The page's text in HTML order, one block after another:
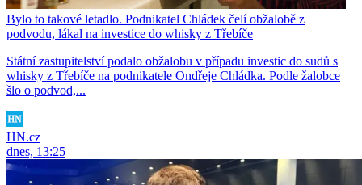
Bylo to takové letadlo. Podnikatel Chládek čelí obžalobě z
podvodu, lákal na investice do whisky z Třebíče
Státní zastupitelství podalo obžalobu v případu investic do sudů s
whisky z Třebíče na podnikatele Ondřeje Chládka. Podle žalobce
šlo o podvod,...
HN.cz
dnes, 13:25